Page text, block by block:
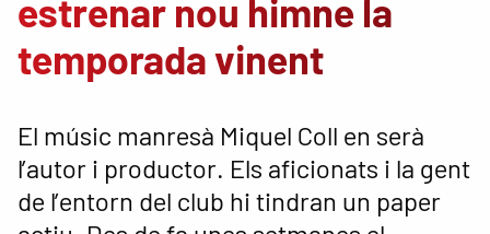
estrenar nou himne la
temporada vinent
El músic manresà Miquel Coll en serà
l’autor i productor. Els aficionats i la gent
de l’entorn del club hi tindran un paper